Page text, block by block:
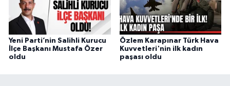
Yeni Parti’nin Salihli Kurucu
İlçe Başkanı Mustafa Özer
oldu
Özlem Karapınar Türk Hava
Kuvvetleri'nin ilk kadın
paşası oldu